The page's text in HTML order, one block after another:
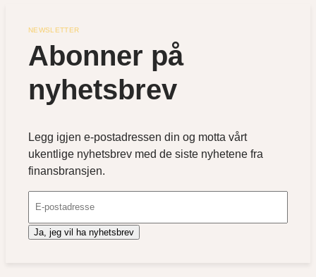
NEWSLETTER
Abonner på
nyhetsbrev
Legg igjen e-postadressen din og motta vårt
ukentlige nyhetsbrev med de siste nyhetene fra
finansbransjen.
Ja, jeg vil ha nyhetsbrev